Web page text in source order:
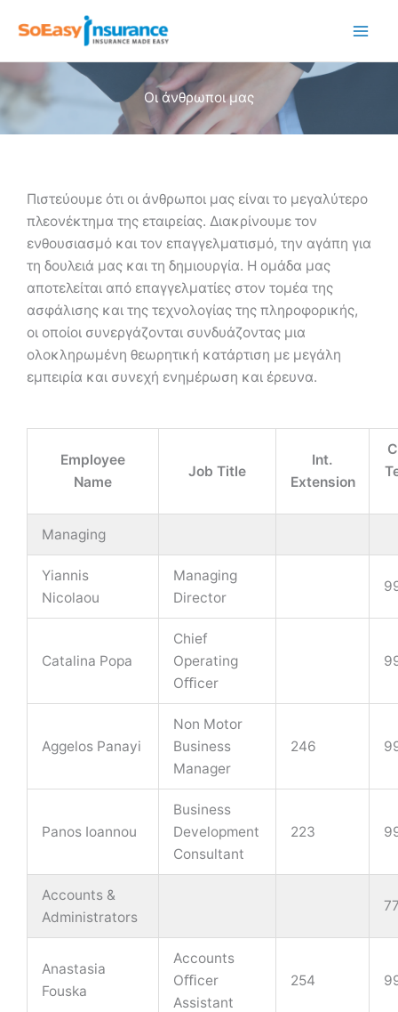
στο
Οι άνθρωποι μας
Πιστεύουμε ότι οι άνθρωποι μας είναι το μεγαλύτερο
πλεονέκτημα της εταιρείας. Διακρίνουμε τον
ενθουσιασμό και τον επαγγελματισμό, την αγάπη για
τη δουλειά μας και τη δημιουργία. Η ομάδα μας
αποτελείται από επαγγελματίες στον τομέα της
ασφάλισης και της τεχνολογίας της πληροφορικής,
οι οποίοι συνεργάζονται συνδυάζοντας μια
ολοκληρωμένη θεωρητική κατάρτιση με μεγάλη
εμπειρία και συνεχή ενημέρωση και έρευνα.
Employee
Name
Job Title
Int.
Extension
Managing
Yiannis
Nicolaou
Managing
Director
Catalina Popa
Chief
Operating
Oﬃcer
Aggelos Panayi
Non Motor
Business
Manager
246
Panos Ioannou
Business
Development
Consultant
223
Accounts &
Administrators
Anastasia
Fouska
Accounts
Oﬃcer
Assistant
254